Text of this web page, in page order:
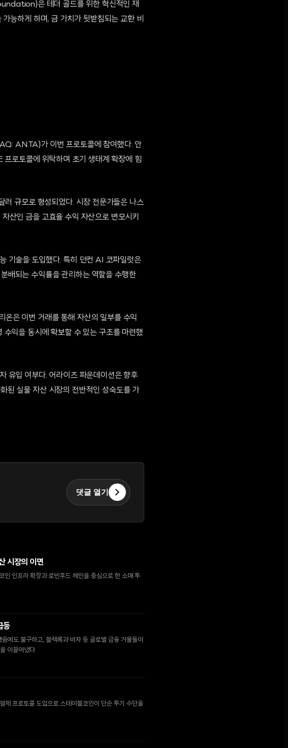
은 테더 골드를 위한 혁신적인 재
능하게 하며, 금 가치가 뒷받침되는 교환 비
ANTA)가 이번 프로토콜에 참여했다. 안
로토콜에 위탁하며 초기 생태계 확장에 힘
규모로 형성되었다. 시장 전문가들은 나스
산인 금을 고효율 수익 자산으로 변모시키
기술을 도입했다. 특히 던컨 AI 코파일럿은
배되는 수익률을 관리하는 역할을 수행한
온은 이번 거래를 통해 자산의 일부를 수익
익을 동시에 확보할 수 있는 구조를 마련했
유입 여부다. 어라이즈 파운데이션은 향후
된 실물 자산 시장의 전반적인 성숙도를 가
댓글 열기
시장의 이면
인프라 확장과 로빈후드 체인을 중심으로 한 소매 투
등
에도 불구하고, 블랙록과 비자 등 글로벌 금융 거물들이
이끌어냈다.
프로토콜 도입으로 스테이블코인이 단순 투기 수단을